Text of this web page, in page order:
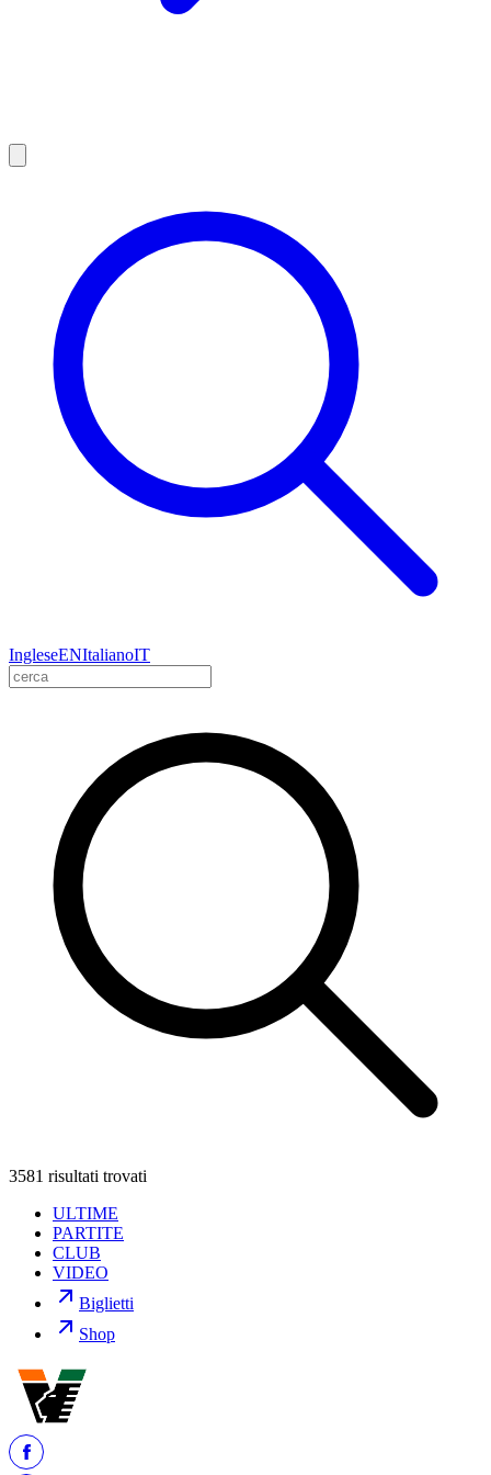
IngleseENItalianoIT
3581 risultati trovati
ULTIME
PARTITE
CLUB
VIDEO
Biglietti
Shop